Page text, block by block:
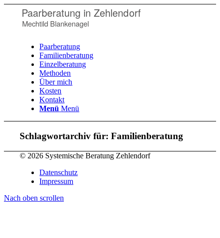
Mechtild Blankenagel
Paarberatung in Zehlendorf
Mechtild Blankenagel
Paarberatung in Zehlendorf
Paarberatung
Familienberatung
Einzelberatung
Methoden
Über mich
Kosten
Kontakt
Menü Menü
Schlagwortarchiv für:Familienberatung
© 2026 Systemische Beratung Zehlendorf
Datenschutz
Impressum
Nach oben scrollen